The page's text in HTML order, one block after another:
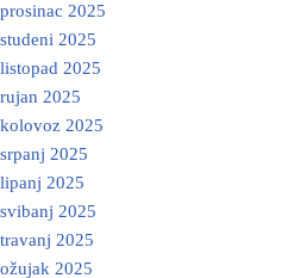
prosinac 2025
studeni 2025
listopad 2025
rujan 2025
kolovoz 2025
srpanj 2025
lipanj 2025
svibanj 2025
travanj 2025
ožujak 2025